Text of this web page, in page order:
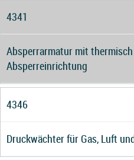
4341
Absperrarmatur mit
Absperreinrichtung
4346
Druckwächter für Gas, Luft